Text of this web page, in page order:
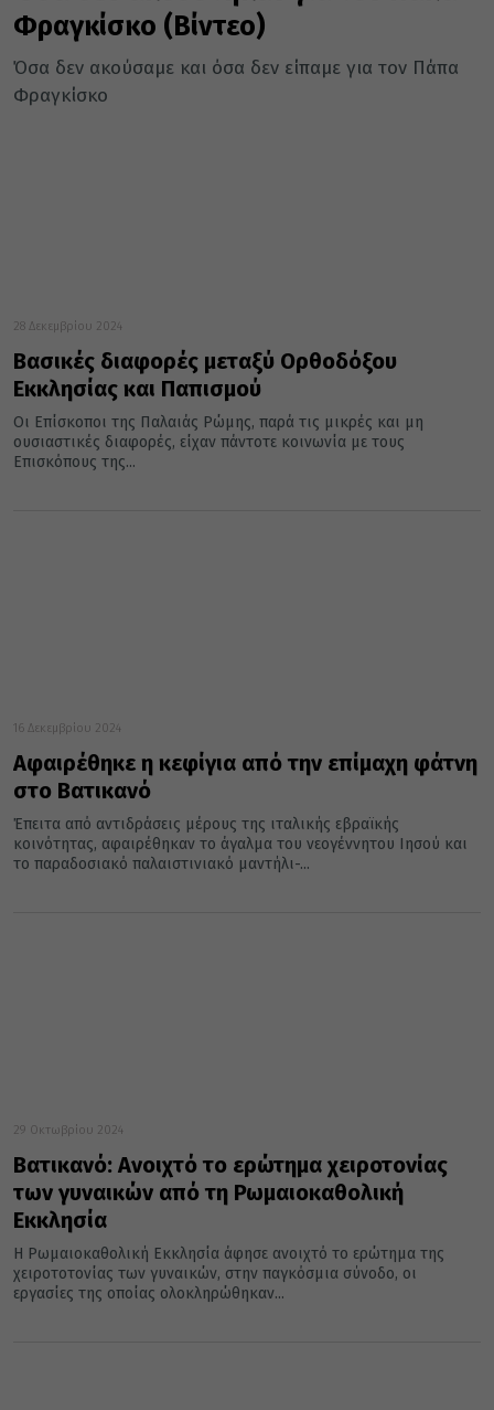
Φραγκίσκο (Βίντεο)
Όσα δεν ακούσαμε και όσα δεν είπαμε για τον Πάπα
Φραγκίσκο
28 Δεκεμβρίου 2024
Βασικές διαφορές μεταξύ Ορθοδόξου
Εκκλησίας και Παπισμού
Οι Επίσκοποι της Παλαιάς Ρώμης, παρά τις μικρές και μη
ουσιαστικές διαφορές, είχαν πάντοτε κοινωνία με τους
Επισκόπους της...
16 Δεκεμβρίου 2024
Aφαιρέθηκε η κεφίγια από την επίμαχη φάτνη
στο Βατικανό
Έπειτα από αντιδράσεις μέρους της ιταλικής εβραϊκής
κοινότητας, αφαιρέθηκαν το άγαλμα του νεογέννητου Ιησού και
το παραδοσιακό παλαιστινιακό μαντήλι-...
29 Οκτωβρίου 2024
Βατικανό: Ανοιχτό το ερώτημα χειροτονίας
των γυναικών από τη Ρωμαιοκαθολική
Εκκλησία
Η Ρωμαιοκαθολική Εκκλησία άφησε ανοιχτό το ερώτημα της
χειροτοτονίας των γυναικών, στην παγκόσμια σύνοδο, οι
εργασίες της οποίας ολοκληρώθηκαν...